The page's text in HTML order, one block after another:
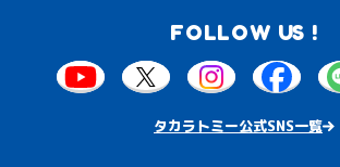
FOLLOW US !
タカラトミー公式SNS一覧